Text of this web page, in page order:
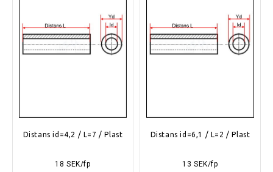
Distans id=4,2 / L=7 / Plast
18 SEK/fp
Distans id=6,1 / L=2 / Plast
13 SEK/fp